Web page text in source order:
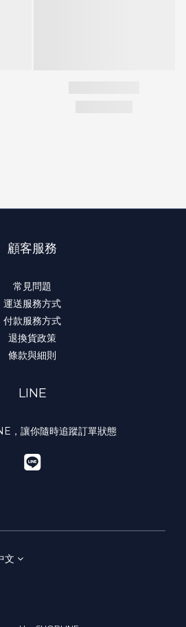
顧客服務
常見問題
運送服務方式
付款服務方式
退換貨政策
條款與細則
LINE
，讓你隨時追蹤訂單狀態
文